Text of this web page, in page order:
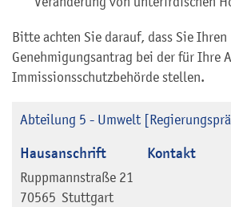
Bitte achten Sie darauf, dass Sie Ihren
Genehmigungsantrag bei der für Ihre
Immissionsschutzbehörde stellen.
Abteilung 5 - Umwelt
Hausanschrift
Ruppmannstraße 21
70565 Stuttgart
Kontakt